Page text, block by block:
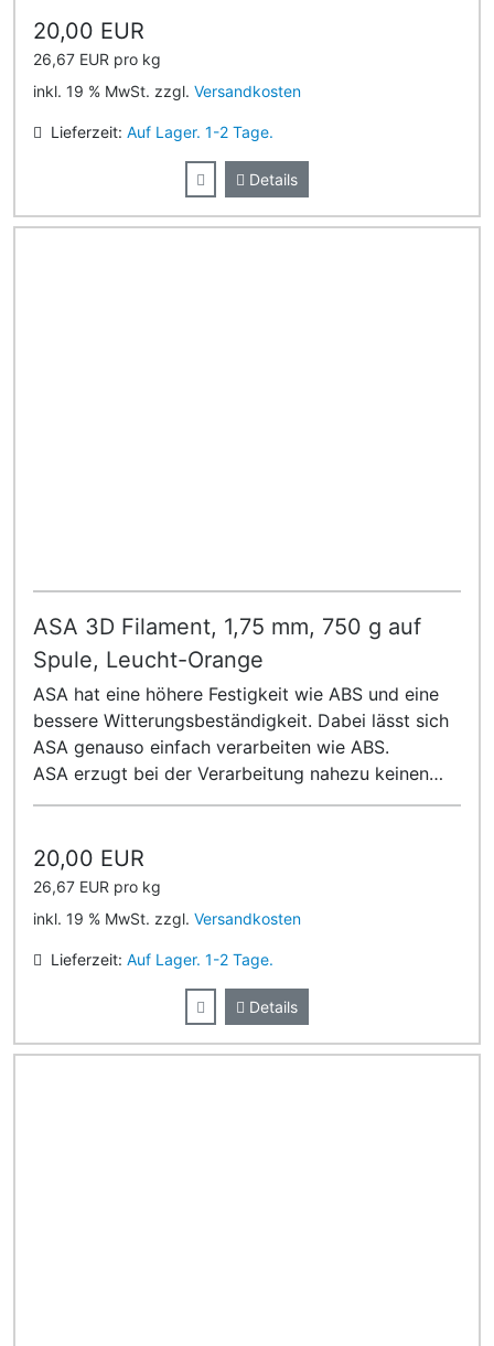
20,00 EUR
26,67 EUR pro kg
inkl. 19 % MwSt. zzgl. Versandkosten
Lieferzeit: Auf Lager. 1-2 Tage.
Details
ASA 3D Filament, 1,75 mm, 750 g auf
Spule, Leucht-Orange
ASA hat eine höhere Festigkeit wie ABS und eine
bessere Witterungsbeständigkeit. Dabei lässt sich
ASA genauso einfach verarbeiten wie ABS.
ASA erzugt bei der Verarbeitung nahezu keinen
Geruch!
20,00 EUR
26,67 EUR pro kg
inkl. 19 % MwSt. zzgl. Versandkosten
Lieferzeit: Auf Lager. 1-2 Tage.
Details